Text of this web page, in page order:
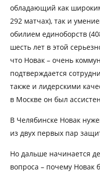
обладающий как
292 матчах), так и
обилием единоборств
шесть лет в этой
что Новак – очень
подтверждается
также и лидерскими
в Москве он был
В Челябинске Новак
из двух первых пар
Но дальше начинается
вопроса – почему